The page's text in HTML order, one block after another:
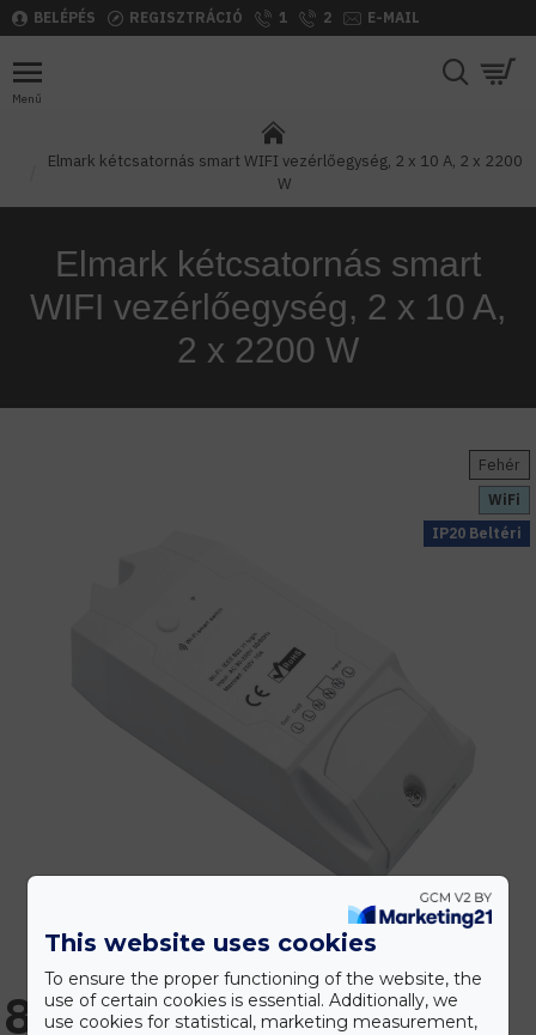
BELÉPÉS REGISZTRÁCIÓ 1 2 E-MAIL
Elmark kétcsatornás smart WIFI vezérlőegység, 2 x 10 A, 2 x 2200
W
Elmark kétcsatornás smart
WIFI vezérlőegység, 2 x 10 A,
2 x 2200 W
IP20 Beltéri
Fehér
WiFi
8.453 Ft
This website uses cookies
To ensure the proper functioning of the website, the
use of certain cookies is essential. Additionally, we
use cookies for statistical, marketing measurement,